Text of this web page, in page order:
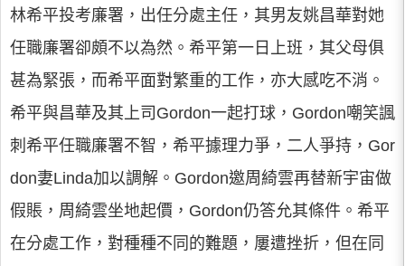
林希平投考廉署，出任分處主任，其男友姚昌華對她
任職廉署卻頗不以為然。希平第一日上班，其父母俱
甚為緊張，而希平面對繁重的工作，亦大感吃不消。
希平與昌華及其上司Gordon一起打球，Gordon嘲笑諷
刺希平任職廉署不智，希平據理力爭，二人爭持，Gor
don妻Linda加以調解。Gordon邀周綺雲再替新宇宙做
假賬，周綺雲坐地起價，Gordon仍答允其條件。希平
在分處工作，對種種不同的難題，屢遭挫折，但在同